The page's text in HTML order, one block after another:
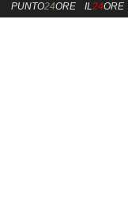
PUNTO24ORE IL24ORE